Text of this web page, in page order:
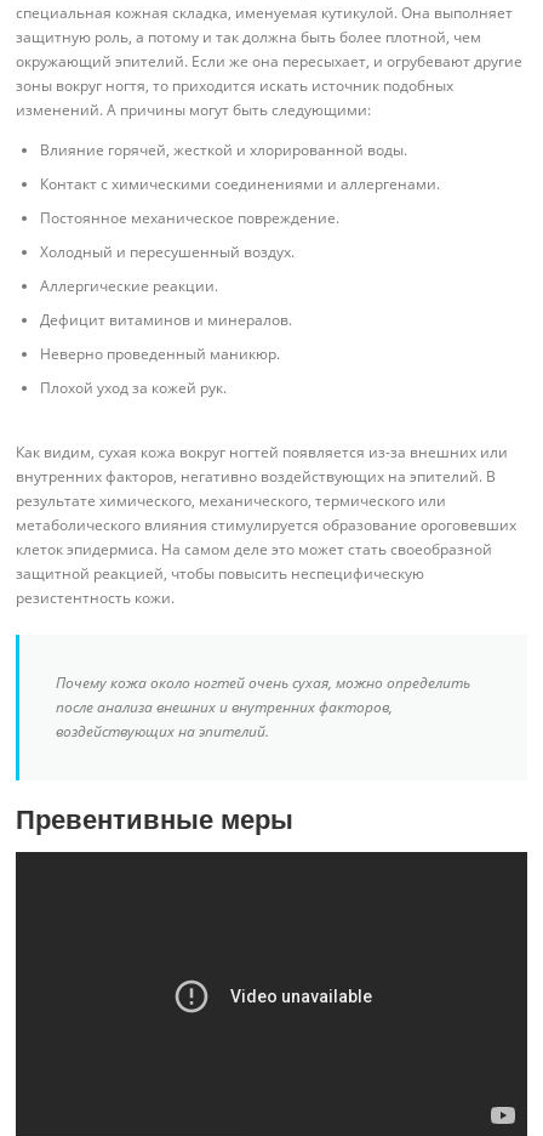
специальная кожная складка, именуемая кутикулой. Она выполняет
защитную роль, а потому и так должна быть более плотной, чем
окружающий эпителий. Если же она пересыхает, и огрубевают другие
зоны вокруг ногтя, то приходится искать источник подобных
изменений. А причины могут быть следующими:
Влияние горячей, жесткой и хлорированной воды.
Контакт с химическими соединениями и аллергенами.
Постоянное механическое повреждение.
Холодный и пересушенный воздух.
Аллергические реакции.
Дефицит витаминов и минералов.
Неверно проведенный маникюр.
Плохой уход за кожей рук.
Как видим, сухая кожа вокруг ногтей появляется из-за внешних или
внутренних факторов, негативно воздействующих на эпителий. В
результате химического, механического, термического или
метаболического влияния стимулируется образование ороговевших
клеток эпидермиса. На самом деле это может стать своеобразной
защитной реакцией, чтобы повысить неспецифическую
резистентность кожи.
Почему кожа около ногтей очень сухая, можно определить
после анализа внешних и внутренних факторов,
воздействующих на эпителий.
Превентивные меры